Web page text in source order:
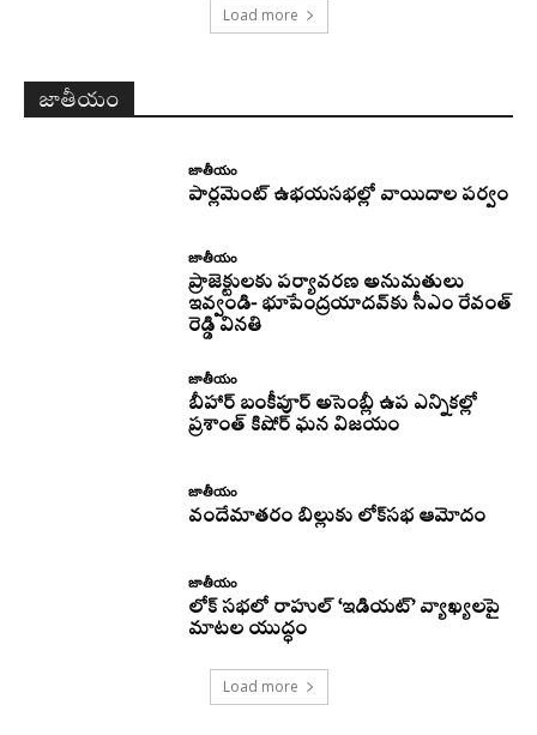
Load more
జాతీయం
జాతీయం
పార్లమెంట్ ఉభయసభల్లో వాయిదాల పర్వం
జాతీయం
ప్రాజెక్టులకు పర్యావరణ అనుమతులు
ఇవ్వండి- భూపేంద్రయాదవ్‌కు సీఎం రేవంత్‌
రెడ్డి వినతి
జాతీయం
బీహార్ బంకీపూర్ అసెంబ్లీ ఉప ఎన్నికల్లో
ప్రశాంత్ కిషోర్ ఘన విజయం
జాతీయం
వందేమాతరం బిల్లుకు లోక్‌సభ ఆమోదం
జాతీయం
లోక్ సభలో రాహుల్ ‘ఇడియట్’ వ్యాఖ్యలపై
మాటల యుద్ధం
Load more